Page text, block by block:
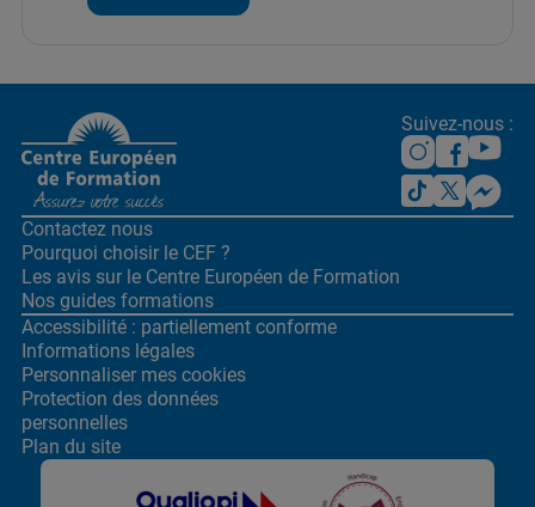
Suivez-nous :
Contactez nous
Pourquoi choisir le CEF ?
Les avis sur le Centre Européen de Formation
Nos guides formations
Accessibilité : partiellement conforme
Informations légales
Personnaliser mes cookies
Protection des données
personnelles
Plan du site